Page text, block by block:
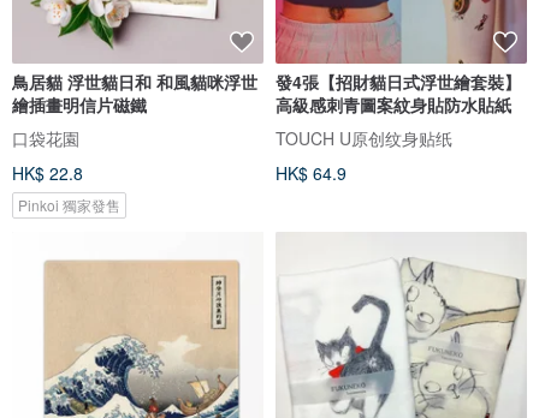
鳥居貓 浮世貓日和 和風貓咪浮世
繪插畫明信片磁鐵
口袋花園
HK$ 22.8
Pinkoi 獨家發售
發4張【招財貓日式浮世繪套裝】
高級感刺青圖案紋身貼防水貼紙
TOUCH U原创纹身贴纸
HK$ 64.9